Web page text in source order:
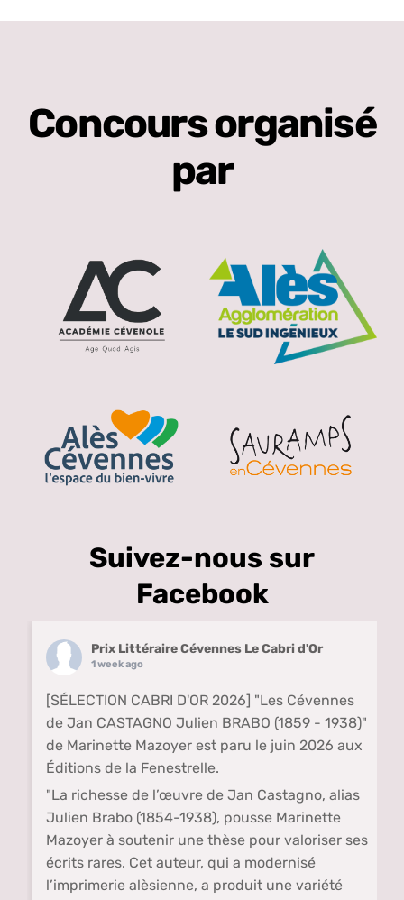
Concours organisé
par
Suivez-nous sur
Facebook
Prix Littéraire Cévennes Le Cabri d'Or
1 week ago
[SÉLECTION CABRI D'OR 2026] "Les Cévennes
de Jan CASTAGNO Julien BRABO (1859 - 1938)"
de Marinette Mazoyer est paru le juin 2026 aux
Éditions de la Fenestrelle.
"La richesse de l’œuvre de Jan Castagno, alias
Julien Brabo (1854-1938), pousse Marinette
Mazoyer à soutenir une thèse pour valoriser ses
écrits rares. Cet auteur, qui a modernisé
l’imprimerie alèsienne, a produit une variété